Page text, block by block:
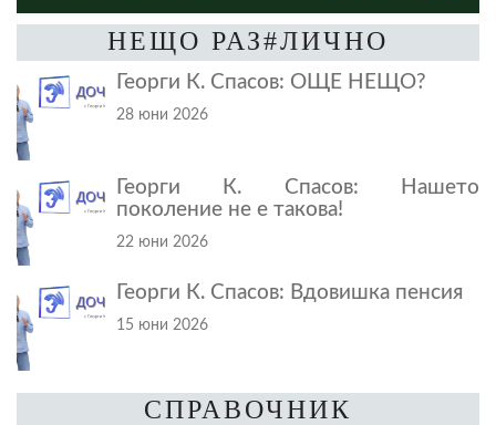
НЕЩО РАЗ#ЛИЧНО
Георги К. Спасов: ОЩЕ НЕЩО?
28 юни 2026
Георги К. Спасов: Нашето
поколение не е такова!
22 юни 2026
Георги К. Спасов: Вдовишка пенсия
15 юни 2026
СПРАВОЧНИК